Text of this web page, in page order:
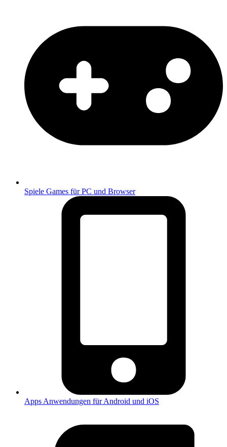
Spiele Games für PC und Browser
Apps Anwendungen für Android und iOS